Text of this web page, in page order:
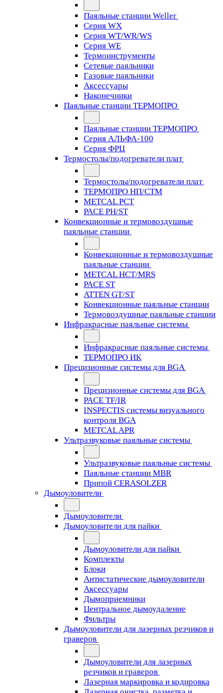
Паяльные станции Weller
Серия WX
Серия WT/WR/WS
Серия WE
Термоинструменты
Сетевые паяльники
Газовые паяльники
Аксессуары
Наконечники
Паяльные станции ТЕРМОПРО
Паяльные станции ТЕРМОПРО
Серия АЛЬФА-100
Серия ФРЦ
Термостолы/подогреватели плат
Термостолы/подогреватели плат
ТЕРМОПРО НП/СТМ
METCAL PCT
PACE PH/ST
Конвекционные и термовоздушные
паяльные станции
Конвекционные и термовоздушные
паяльные станции
METCAL HCT/MRS
PACE ST
ATTEN GT/ST
Конвекционные паяльные станции
Термовоздушные паяльные станции
Инфракрасные паяльные системы
Инфракрасные паяльные системы
ТЕРМОПРО ИК
Прецизионные системы для BGA
Прецизионные системы для BGA
PACE TF/IR
INSPECTIS системы визуального
контроля BGA
METCAL APR
Ультразвуковые паяльные системы
Ультразвуковые паяльные системы
Паяльные станции MBR
Припой CERASOLZER
Дымоуловители
Дымоуловители
Дымоуловители для пайки
Дымоуловители для пайки
Комплекты
Блоки
Антистатические дымоуловители
Аксессуары
Дымоприемники
Центральное дымоудаление
Фильтры
Дымоуловители для лазерных резчиков и
граверов
Дымоуловители для лазерных
резчиков и граверов
Лазерная маркировка и кодировка